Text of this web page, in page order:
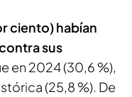
ciento) habían
sus
en 2024 (30,6 %),
(25,8 %). De